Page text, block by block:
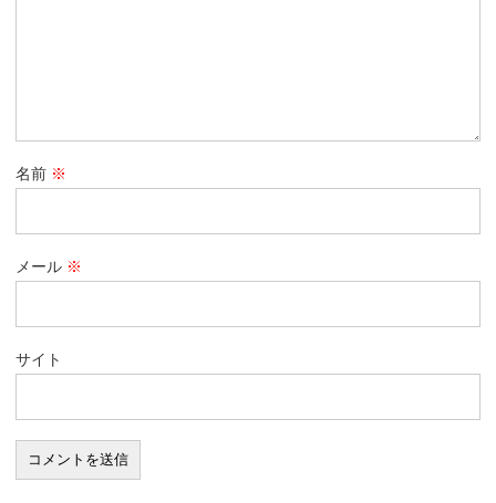
名前 ※
メール ※
サイト